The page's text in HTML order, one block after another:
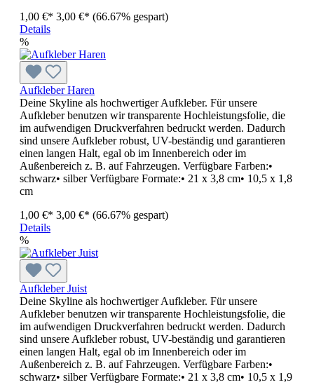
1,00 €* 3,00 €* (66.67% gespart)
Details
%
Aufkleber Haren
Deine Skyline als hochwertiger Aufkleber. Für unsere
Aufkleber benutzen wir transparente Hochleistungsfolie, die
im aufwendigen Druckverfahren bedruckt werden. Dadurch
sind unsere Aufkleber robust, UV-beständig und garantieren
einen langen Halt, egal ob im Innenbereich oder im
Außenbereich z. B. auf Fahrzeugen. Verfügbare Farben:•
schwarz• silber Verfügbare Formate:• 21 x 3,8 cm• 10,5 x 1,8
cm
1,00 €* 3,00 €* (66.67% gespart)
Details
%
Aufkleber Juist
Deine Skyline als hochwertiger Aufkleber. Für unsere
Aufkleber benutzen wir transparente Hochleistungsfolie, die
im aufwendigen Druckverfahren bedruckt werden. Dadurch
sind unsere Aufkleber robust, UV-beständig und garantieren
einen langen Halt, egal ob im Innenbereich oder im
Außenbereich z. B. auf Fahrzeugen. Verfügbare Farben:•
schwarz• silber Verfügbare Formate:• 21 x 3,8 cm• 10,5 x 1,9